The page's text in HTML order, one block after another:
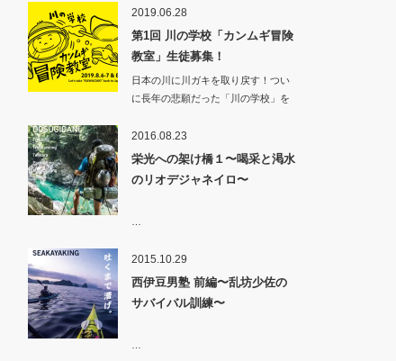
2019.06.28
第1回 川の学校「カンムギ冒険
教室」生徒募集！
日本の川に川ガキを取り戻す！つい
に長年の悲願だった「川の学校」を
2016.08.23
栄光への架け橋１〜喝采と渇水
のリオデジャネイロ〜
2015.10.29
西伊豆男塾 前編〜乱坊少佐の
サバイバル訓練〜